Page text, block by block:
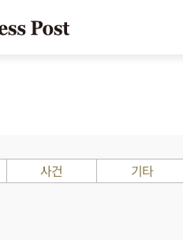
사건 기타